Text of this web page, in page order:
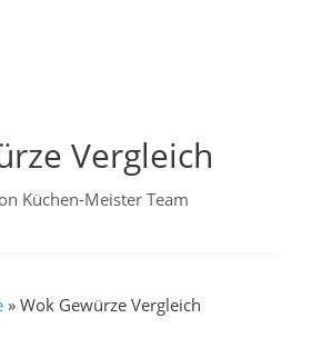
Vergleich
Küchen-Meister Team
» Wok Gewürze Vergleich